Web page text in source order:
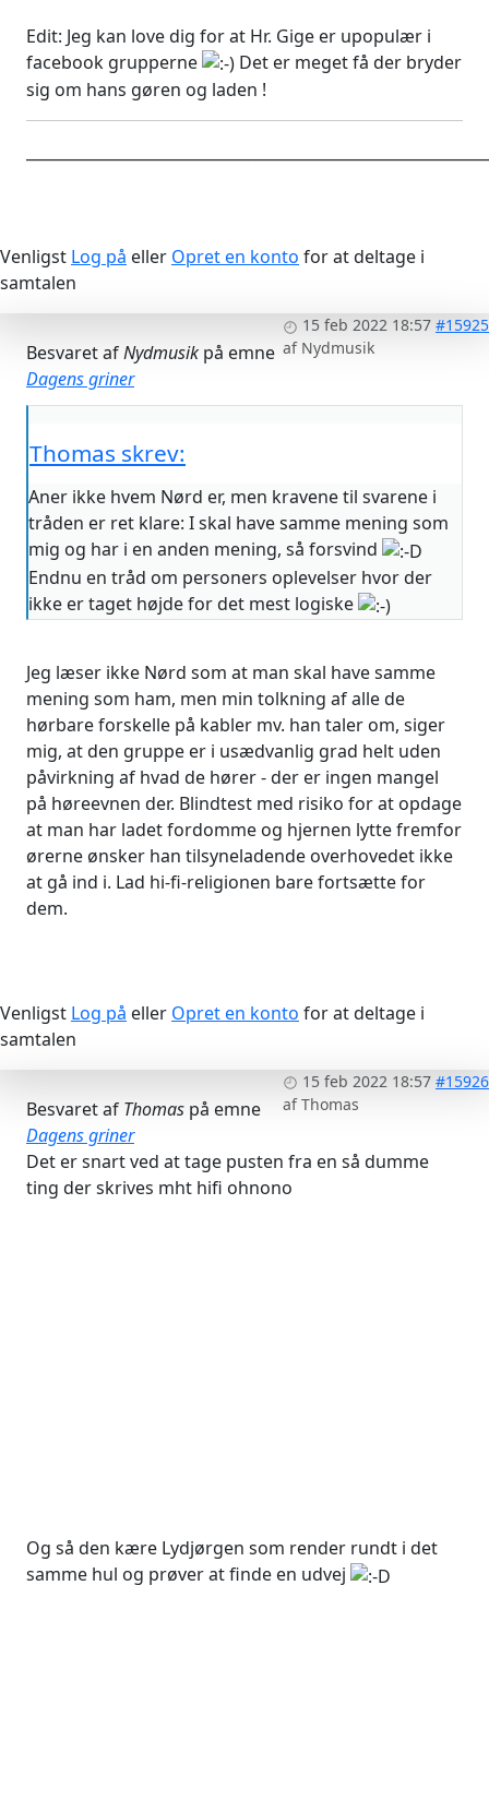
Edit: Jeg kan love dig for at Hr. Gige er upopulær i
facebook grupperne
Det er meget få der bryder
sig om hans gøren og laden !
Venligst Log på eller Opret en konto for at deltage i
samtalen
15 feb 2022 18:57 #15925
af Nydmusik
Besvaret afNydmusikpå emne
Dagens griner
Thomas skrev:
Aner ikke hvem Nørd er, men kravene til svarene i
tråden er ret klare: I skal have samme mening som
mig og har i en anden mening, så forsvind
Endnu en tråd om personers oplevelser hvor der
ikke er taget højde for det mest logiske
Jeg læser ikke Nørd som at man skal have samme
mening som ham, men min tolkning af alle de
hørbare forskelle på kabler mv. han taler om, siger
mig, at den gruppe er i usædvanlig grad helt uden
påvirkning af hvad de hører - der er ingen mangel
på høreevnen der. Blindtest med risiko for at opdage
at man har ladet fordomme og hjernen lytte fremfor
ørerne ønsker han tilsyneladende overhovedet ikke
at gå ind i. Lad hi-fi-religionen bare fortsætte for
dem.
Venligst Log på eller Opret en konto for at deltage i
samtalen
15 feb 2022 18:57 #15926
afThomas
Besvaret af Thomas på emne
Dagens griner
Det er snart ved at tage pusten fra en så dumme
ting der skrives mht hifi ohnono
Og så den kære Lydjørgen som render rundt i det
samme hul og prøver at finde en udvej